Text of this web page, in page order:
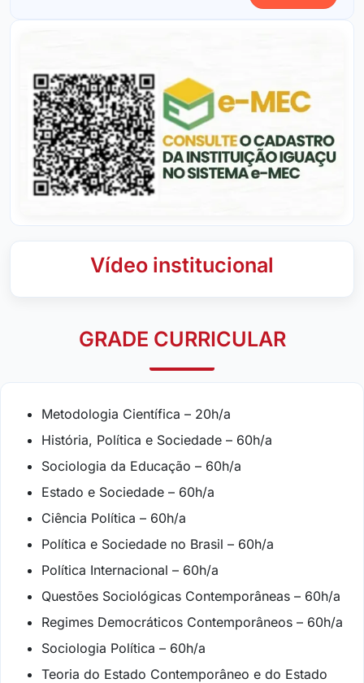
Vídeo institucional
GRADE CURRICULAR
Metodologia Científica – 20h/a
História, Política e Sociedade – 60h/a
Sociologia da Educação – 60h/a
Estado e Sociedade – 60h/a
Ciência Política – 60h/a
Política e Sociedade no Brasil – 60h/a
Política Internacional – 60h/a
Questões Sociológicas Contemporâneas – 60h/a
Regimes Democráticos Contemporâneos – 60h/a
Sociologia Política – 60h/a
Teoria do Estado Contemporâneo e do Estado